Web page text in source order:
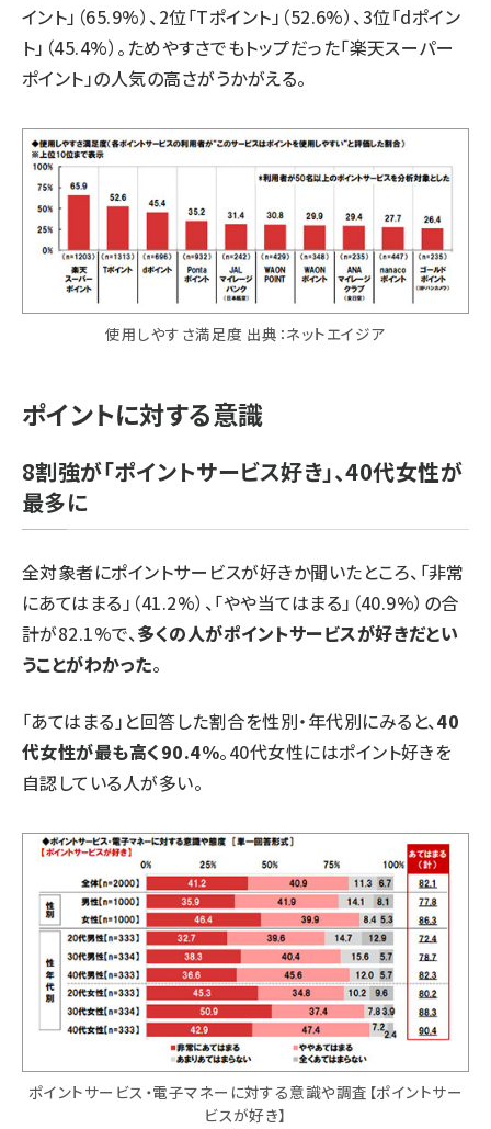
イント」（65.9%）、2位「Tポイント」（52.6%）、3位「dポイン
ト」（45.4%）。ためやすさでもトップだった「楽天スーパー
ポイント」の人気の高さがうかがえる。
使用しやすさ満足度 出典：ネットエイジア
ポイントに対する意識
8割強が「ポイントサービス好き」、40代女性が
最多に
全対象者にポイントサービスが好きか聞いたところ、「非常
にあてはまる」（41.2%）、「やや当てはまる」（40.9%）の合
計が82.1%で、多くの人がポイントサービスが好きだとい
うことがわかった。
「あてはまる」と回答した割合を性別・年代別にみると、40
代女性が最も高く90.4%。40代女性にはポイント好きを
自認している人が多い。
ポイントサービス・電子マネーに対する意識や調査【ポイントサー
ビスが好き】